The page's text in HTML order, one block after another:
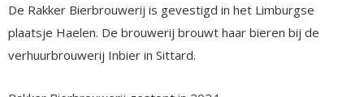
De Rakker Bierbrouwerij is gevestigd in het Limburgse
plaatsje Haelen. De brouwerij brouwt haar bieren bij de
verhuurbrouwerij Inbier in Sittard.